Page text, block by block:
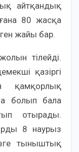
айтқандық
80 жасқа
жайы бар.
тілейді.
қазіргі
қамқорлық
болып бала
отырады.
8 наурыз
тыныштық